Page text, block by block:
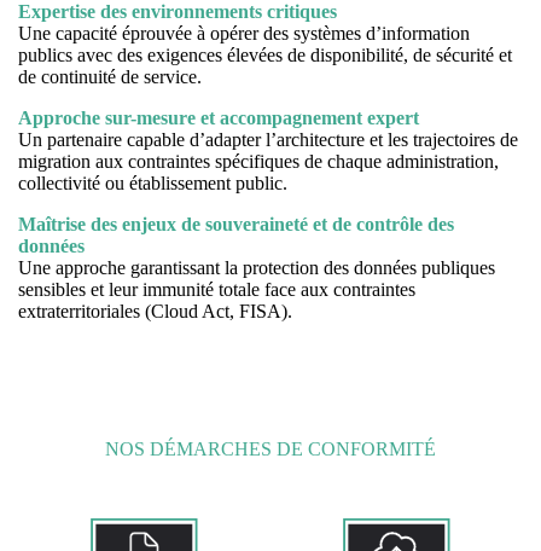
Expertise des environnements critiques
Une capacité éprouvée à opérer des systèmes d’information
publics avec des exigences élevées de disponibilité, de sécurité et
de continuité de service.
Approche sur-mesure et accompagnement expert
Un partenaire capable d’adapter l’architecture et les trajectoires de
migration aux contraintes spécifiques de chaque administration,
collectivité ou établissement public.
Maîtrise des enjeux de souveraineté et de contrôle des
données
Une approche garantissant la protection des données publiques
sensibles et leur immunité totale face aux contraintes
extraterritoriales (Cloud Act, FISA).
NOS DÉMARCHES DE CONFORMITÉ